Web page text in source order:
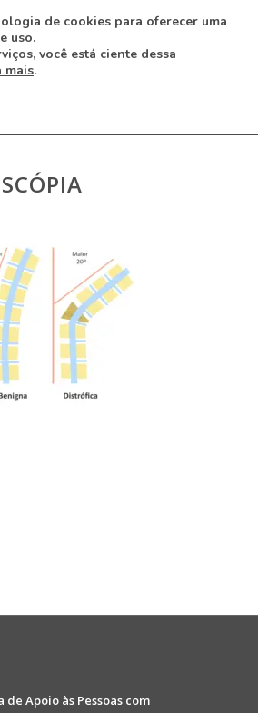
Apoio às Pessoas com
de cookies para oferecer uma
uso.
você está ciente dessa
mais.